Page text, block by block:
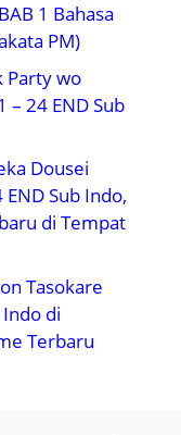
1 Bahasa
PM)
Party wo
– 24 END Sub
Dousei
Sub Indo,
di Tempat
Tasokare
di
Terbaru